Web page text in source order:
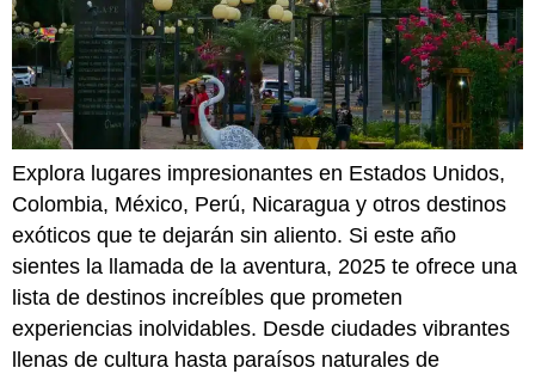
Explora lugares impresionantes en Estados Unidos,
Colombia, México, Perú, Nicaragua y otros destinos
exóticos que te dejarán sin aliento. Si este año
sientes la llamada de la aventura, 2025 te ofrece una
lista de destinos increíbles que prometen
experiencias inolvidables. Desde ciudades vibrantes
llenas de cultura hasta paraísos naturales de